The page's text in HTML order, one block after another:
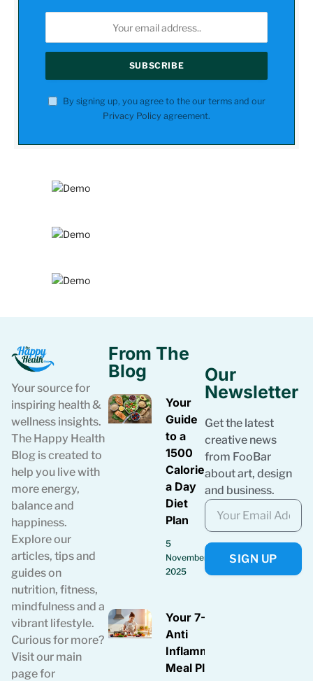
By signing up, you agree to the our terms and our
Privacy Policy agreement.
Your source for
inspiring health &
wellness insights.
The Happy Health
Blog is created to
help you live with
more energy,
balance and
happiness.
Explore our
articles, tips and
guides on
nutrition, fitness,
mindfulness and a
vibrant lifestyle.
Curious for more?
Visit our main
page for
From The
Blog
Your
Guide
to a
1500
Calories
a Day
Diet
Plan
5
November
2025
Your 7-Day
Anti
Inflammatory
Meal Plan
Our
Newsletter
Get the latest
creative news
from FooBar
about art, design
and business.
SIGN UP